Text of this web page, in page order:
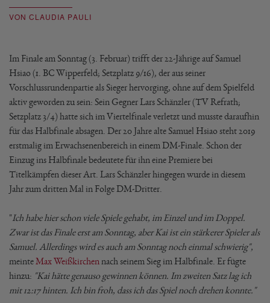
VON CLAUDIA PAULI
Im Finale am Sonntag (3. Februar) trifft der 22-Jährige auf Samuel
Hsiao (1. BC Wipperfeld; Setzplatz 9/16), der aus seiner
Vorschlussrundenpartie als Sieger hervorging, ohne auf dem Spielfeld
aktiv geworden zu sein: Sein Gegner Lars Schänzler (TV Refrath;
Setzplatz 3/4) hatte sich im Viertelfinale verletzt und musste daraufhin
für das Halbfinale absagen. Der 20 Jahre alte Samuel Hsiao steht 2019
erstmalig im Erwachsenenbereich in einem DM-Finale. Schon der
Einzug ins Halbfinale bedeutete für ihn eine Premiere bei
Titelkämpfen dieser Art. Lars Schänzler hingegen wurde in diesem
Jahr zum dritten Mal in Folge DM-Dritter.
"Ich habe hier schon viele Spiele gehabt, im Einzel und im Doppel.
Zwar ist das Finale erst am Sonntag, aber Kai ist ein stärkerer Spieler als
Samuel. Allerdings wird es auch am Sonntag noch einmal schwierig",
meinteMax Weißkirchen nach seinem Sieg im Halbfinale. Er fügte
hinzu: "Kai hätte genauso gewinnen können. Im zweiten Satz lag ich
mit 12:17 hinten. Ich bin froh, dass ich das Spiel noch drehen konnte."